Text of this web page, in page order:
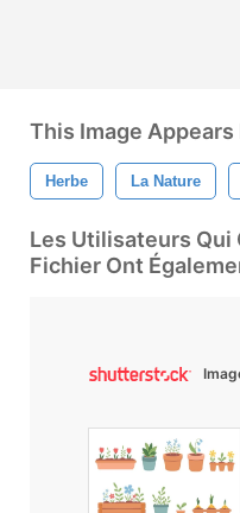
This Image Appears
Herbe La Nature
Les Utilisateurs Qui
Fichier Ont